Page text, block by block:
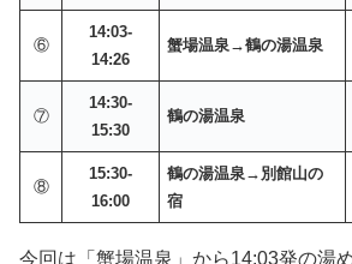
⑥
14:03-
14:26
蟹場温泉→鶴の湯温泉
⑦
14:30-
15:30
鶴の湯温泉
⑧
15:30-
16:00
鶴の湯温泉→別館山の
宿
今回は「蟹場温泉」から14:03発の湯